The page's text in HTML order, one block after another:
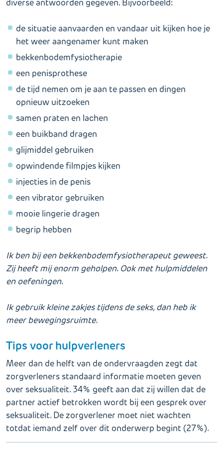
diverse antwoorden gegeven. Bijvoorbeeld:
de situatie aanvaarden en vandaar uit kijken hoe je
het weer aangenamer kunt maken
bekkenbodemfysiotherapie
een penisprothese
de tijd nemen om je aan te passen en dingen
opnieuw uitzoeken
samen praten en lachen
een buikband dragen
glijmiddel gebruiken
opwindende filmpjes kijken
injecties in de penis
een vibrator gebruiken
mooie lingerie dragen
begrip hebben
Ik ben bij een bekkenbodemfysiotherapeut geweest.
Zij heeft mij enorm geholpen. Ook met hulpmiddelen
en oefeningen.
Ik gebruik kleine zakjes tijdens de seks, dan heb ik
meer bewegingsruimte.
Tips voor hulpverleners
Meer dan de helft van de ondervraagden zegt dat
zorgverleners standaard informatie moeten geven
over seksualiteit. 34% geeft aan dat zij willen dat de
partner actief betrokken wordt bij een gesprek over
seksualiteit. De zorgverlener moet niet wachten
totdat iemand zelf over dit onderwerp begint (27%).